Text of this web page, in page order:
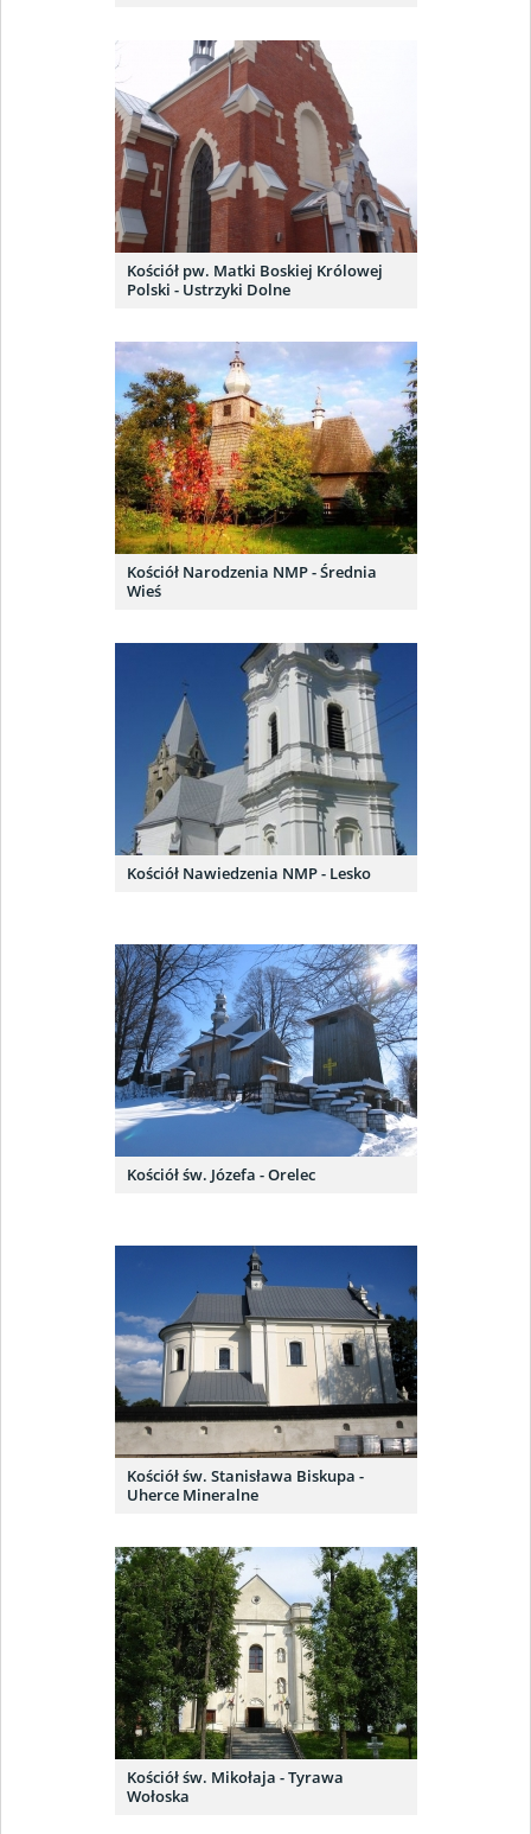
Kościół pw. Matki Boskiej Królowej
Polski - Ustrzyki Dolne
Kościół Narodzenia NMP - Średnia
Wieś
Kościół Nawiedzenia NMP - Lesko
Kościół św. Józefa - Orelec
Kościół św. Stanisława Biskupa -
Uherce Mineralne
Kościół św. Mikołaja - Tyrawa
Wołoska